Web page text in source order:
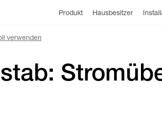
Produkt Hausbesitzer
verwenden